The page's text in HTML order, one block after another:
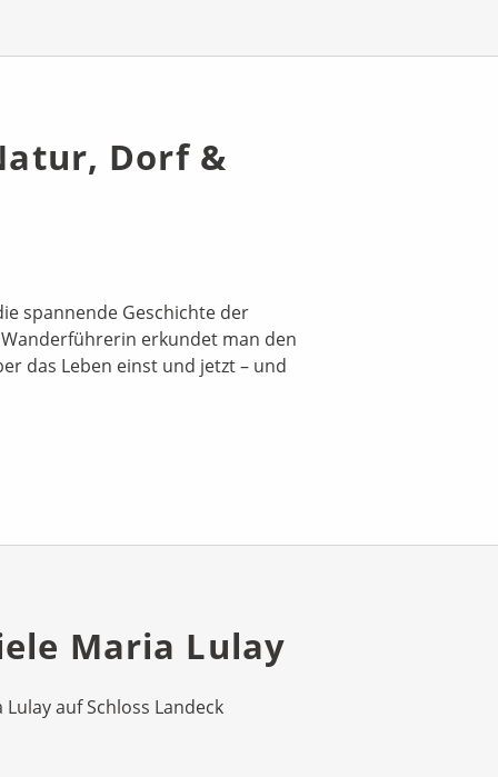
Dorf &
spannende Geschichte der
erkundet man den
das Leben einst und jetzt – und
Maria Lulay
auf Schloss Landeck